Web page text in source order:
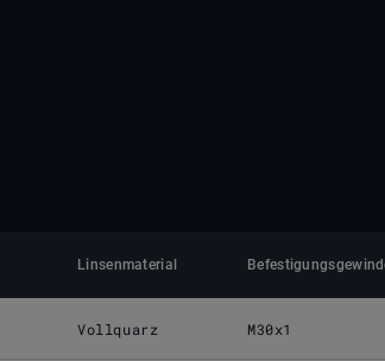
Linsenmaterial
Vollquarz M30x1